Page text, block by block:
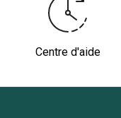
Centre d'aide